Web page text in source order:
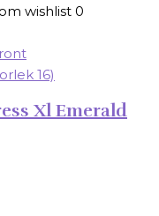
wishlist 0
Xl Emerald